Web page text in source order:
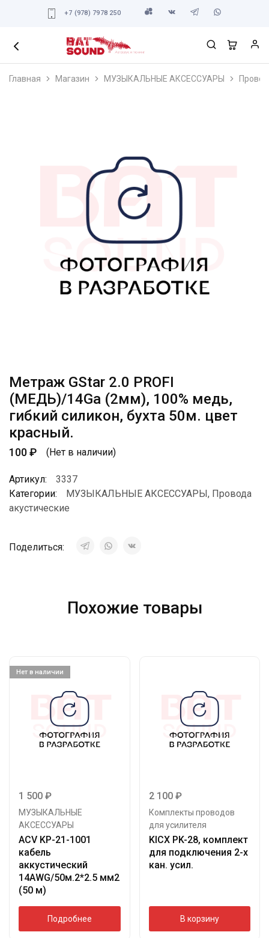
+7 (978) 7978 250
Главная Магазин МУЗЫКАЛЬНЫЕ АКСЕССУАРЫ
Метраж GStar 2.0 PROFI
(МЕДЬ)/14Ga (2мм), 100% медь,
гибкий силикон, бухта 50м. цвет
красный.
100₽ (Нет в наличии)
Артикул:
3337
Категории:
МУЗЫКАЛЬНЫЕ АКСЕССУАРЫ, Провода
акустические
Поделиться:
Похожие товары
Нет в наличии
1 500 ₽
МУЗЫКАЛЬНЫЕ
АКСЕССУАРЫ
ACV KP-21-1001
кабель
аккустический
14AWG/50м.2*2.5 мм2
(50 м)
Подробнее
2 100 ₽
Комплекты проводов
для усилителя
KICX PK-28, комплект
для подключения 2-х
кан. усил.
В корзину